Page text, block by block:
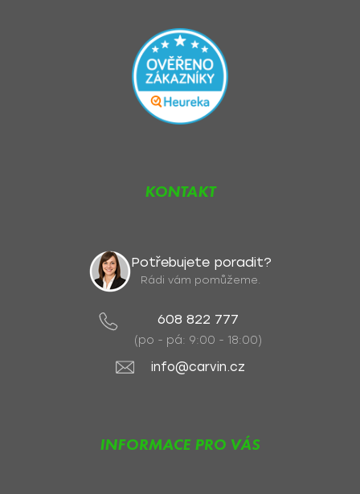
KONTAKT
Potřebujete poradit?
Rádi vám pomůžeme.
608 822 777
(po - pá: 9:00 - 18:00)
info@carvin.cz
INFORMACE PRO VÁS